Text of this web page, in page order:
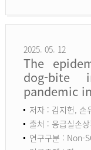
2025. 05. 12
The
dog-bite
pandemic
저자 : 김지헌, 손
출처 : 응급실손
연구구분 : Non-